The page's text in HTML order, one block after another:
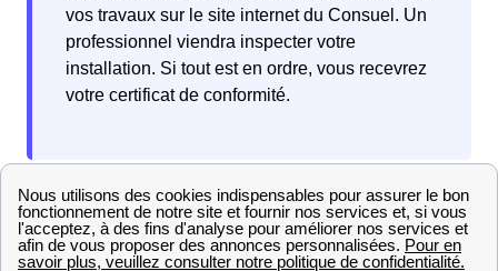
vos travaux sur le site internet du Consuel. Un
professionnel viendra inspecter votre
installation. Si tout est en ordre, vous recevrez
votre certificat de conformité.
Pour raccorder votre maison neuve à Ingrandes (Maine-
et-Loire) au réseau d'électricité, commencez par
transmettre votre demande en ligne à Enedis. Vous